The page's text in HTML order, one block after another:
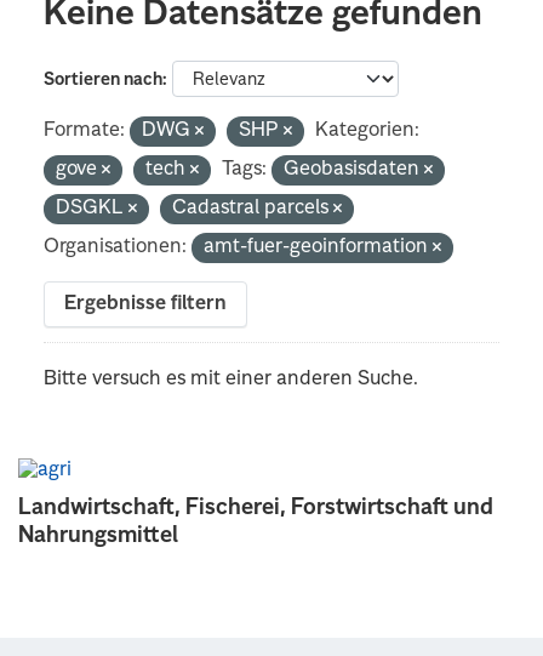
Landwirtschaft, Fischerei, Forstwirtschaft und
Nahrungsmittel
Keine Datensätze gefunden
Sortieren nach
Formate: DWG SHP
Kategorien:
gove
tech Tags:
Geobasisdaten
DSGKL
Cadastral parcels
Organisationen:
amt-fuer-geoinformation
Ergebnisse filtern
Bitte versuch es mit einer anderen Suche.